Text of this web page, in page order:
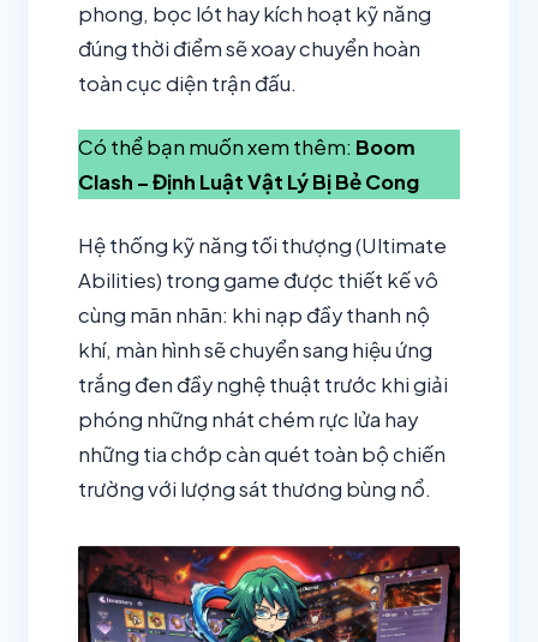
phong, bọc lót hay kích hoạt kỹ năng
đúng thời điểm sẽ xoay chuyển hoàn
toàn cục diện trận đấu.
Có thể bạn muốn xem thêm: Boom
Clash – Định Luật Vật Lý Bị Bẻ Cong
Hệ thống kỹ năng tối thượng (Ultimate
Abilities) trong game được thiết kế vô
cùng mãn nhãn: khi nạp đầy thanh nộ
khí, màn hình sẽ chuyển sang hiệu ứng
trắng đen đầy nghệ thuật trước khi giải
phóng những nhát chém rực lửa hay
những tia chớp càn quét toàn bộ chiến
trường với lượng sát thương bùng nổ.